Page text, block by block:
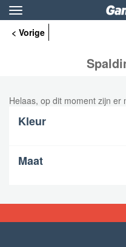
Toggle
navigation
< Vorige
Helaas, op dit moment zijn er
Kleur
Maat